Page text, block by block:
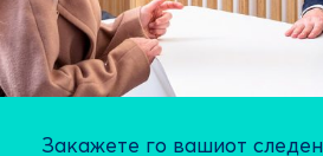
Закажете го вашиот следен